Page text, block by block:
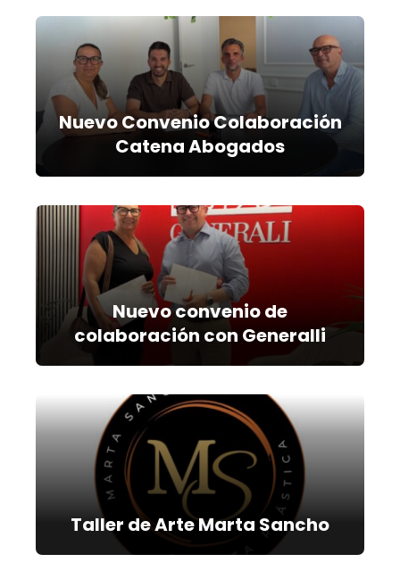
Nuevo Convenio Colaboración
Catena Abogados
Nuevo convenio de
colaboración con Generalli
Taller de Arte Marta Sancho